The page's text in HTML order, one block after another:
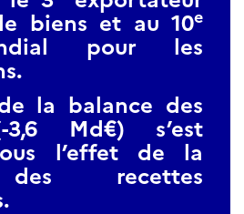
biens et au 10e
pour les
la balance des
3,6 Md€) s’est
l’effet de la
recettes